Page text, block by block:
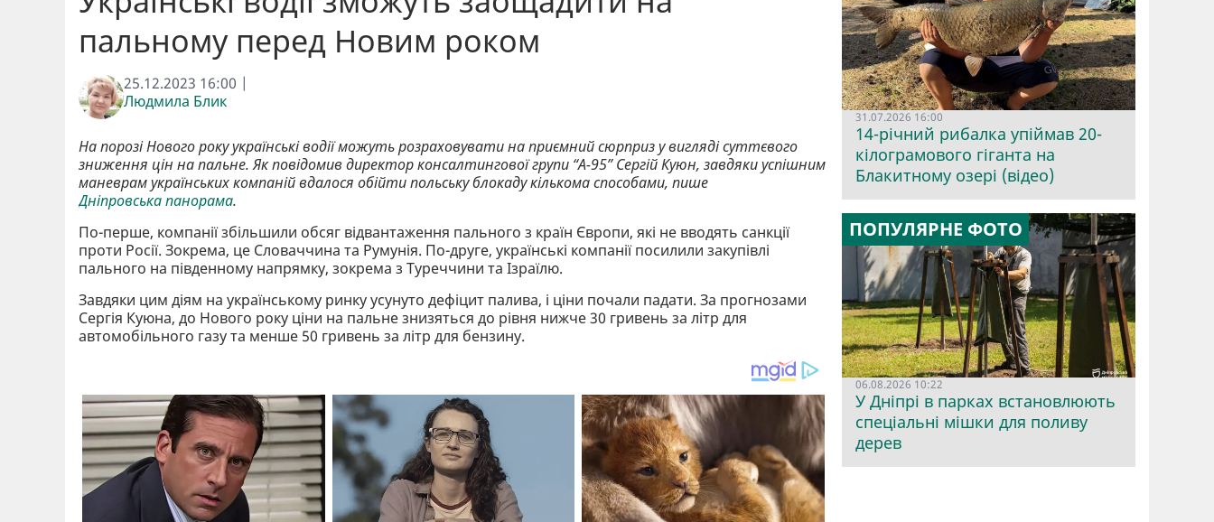
пальному перед Новим роком
25.12.2023 16:00 |
Людмила Блик
На порозі Нового року українські водії можуть розраховувати на приємний сюрприз у вигляді суттєвого
зниження цін на пальне. Як повідомив директор консалтингової групи “А-95” Сергій Куюн, завдяки успішним
маневрам українських компаній вдалося обійти польську блокаду кількома способами, пише
Дніпровська панорама.
По-перше, компанії збільшили обсяг відвантаження пального з країн Європи, які не вводять санкції
проти Росії. Зокрема, це Словаччина та Румунія. По-друге, українські компанії посилили закупівлі
пального на південному напрямку, зокрема з Туреччини та Ізраїлю.
Завдяки цим діям на українському ринку усунуто дефіцит палива, і ціни почали падати. За прогнозами
Сергія Куюна, до Нового року ціни на пальне знизяться до рівня нижче 30 гривень за літр для
автомобільного газу та менше 50 гривень за літр для бензину.
31.07.2026 16:00
14-річний рибалка упіймав 20-
кілограмового гіганта на
Блакитному озері (відео)
ПОПУЛЯРНЕ ФОТО
06.08.2026 10:22
У Дніпрі в парках встановлюють
спеціальні мішки для поливу
дерев